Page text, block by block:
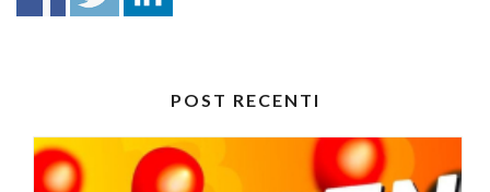
POST RECENTI